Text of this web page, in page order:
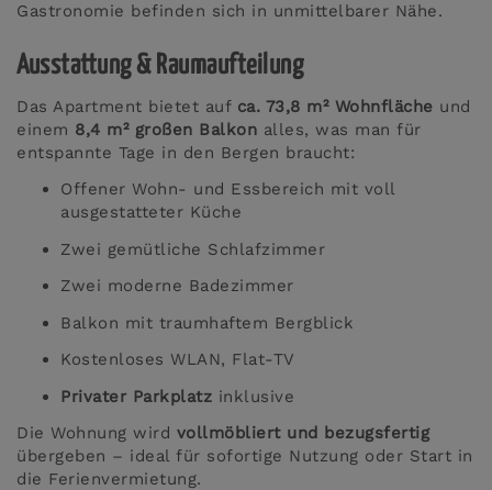
Gastronomie befinden sich in unmittelbarer Nähe.
Ausstattung & Raumaufteilung
Das Apartment bietet auf ca. 73,8 m² Wohnfläche und
einem 8,4 m² großen Balkon alles, was man für
entspannte Tage in den Bergen braucht:
Offener Wohn- und Essbereich mit voll
ausgestatteter Küche
Zwei gemütliche Schlafzimmer
Zwei moderne Badezimmer
Balkon mit traumhaftem Bergblick
Kostenloses WLAN, Flat-TV
Privater Parkplatz inklusive
Die Wohnung wird vollmöbliert und bezugsfertig
übergeben – ideal für sofortige Nutzung oder Start in
die Ferienvermietung.